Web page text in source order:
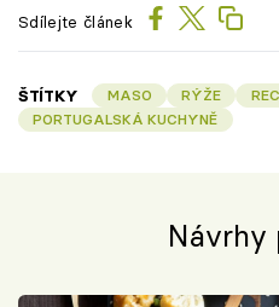
Sdílejte článek
ŠTÍTKY MASO RÝŽE
PORTUGALSKÁ KUCHYNĚ
Návrhy